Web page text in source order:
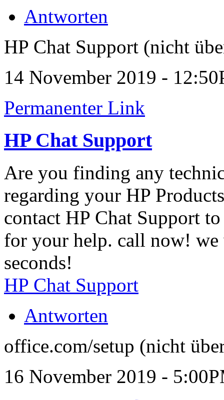
Antworten
HP Chat Support (nicht
14 November 2019 -
Permanenter Link
HP Chat Support
Are you finding any
regarding your HP
contact HP Chat Support
for your help. call now!
seconds!
HP Chat Support
Antworten
office.com/setup (nicht
16 November 2019 -